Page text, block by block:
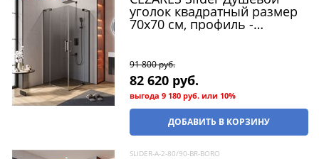
уголок квадратный размер
70x70 см, профиль -
91 800 руб.
82 620 руб.
выгода9 180 руб. или 10%
ДОБАВИТЬ В КОРЗИНУ
SLIDER-A-2-80/90-BR-BORO